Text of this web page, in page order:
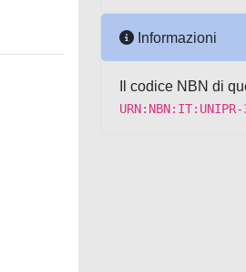
Informazioni
Il codice NBN di